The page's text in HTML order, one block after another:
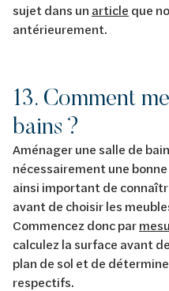
sujet dans un article que
antérieurement.
13. Comment
bains ?
Aménager une salle de
nécessairement une
ainsi important de
avant de choisir les
Commencez donc par
calculez la surface avant
plan de sol et de
respectifs.